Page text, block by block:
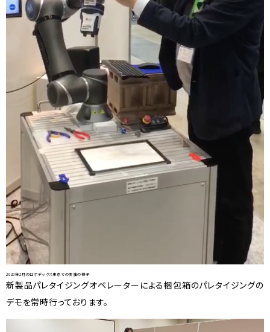
2020年2月のロボデックス東京での実演の様子
新製品パレタイジングオペレーターによる梱包箱のパレタイジングの
デモを常時行っております。